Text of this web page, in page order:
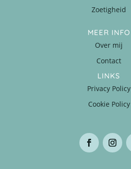
Zoetigheid
MEER INFO
Over mij
Contact
LINKS
Privacy Policy
Cookie Policy